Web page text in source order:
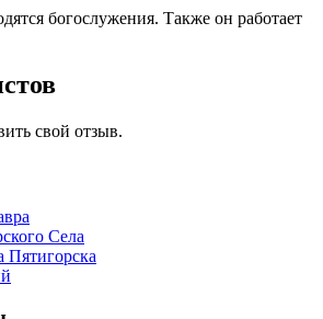
богослужения. Также он работает
свой отзыв.
Села
Пятигорска